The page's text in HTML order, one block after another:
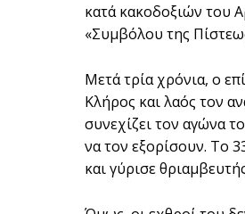
κατά κακοδοξιών του
«Συμβόλου της
Μετά τρία χρόνια, ο
Κλήρος και λαός τον
συνεχίζει τον αγώνα
να τον εξορίσουν. Το
και γύρισε